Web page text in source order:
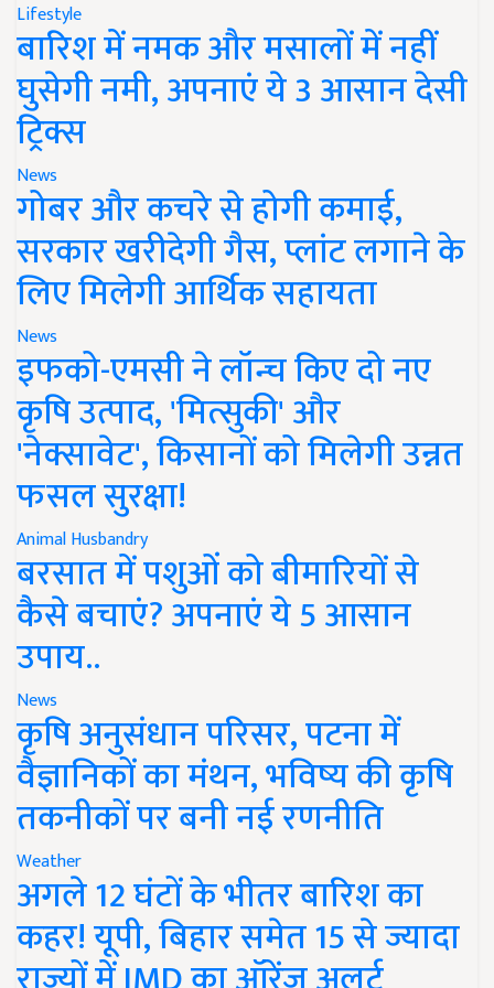
Lifestyle
बारिश में नमक और मसालों में नहीं
घुसेगी नमी, अपनाएं ये 3 आसान देसी
ट्रिक्स
News
गोबर और कचरे से होगी कमाई,
सरकार खरीदेगी गैस, प्लांट लगाने के
लिए मिलेगी आर्थिक सहायता
News
इफको-एमसी ने लॉन्च किए दो नए
कृषि उत्पाद, 'मित्सुकी' और
'नेक्सावेट', किसानों को मिलेगी उन्नत
फसल सुरक्षा!
Animal Husbandry
बरसात में पशुओं को बीमारियों से
कैसे बचाएं? अपनाएं ये 5 आसान
उपाय..
News
कृषि अनुसंधान परिसर, पटना में
वैज्ञानिकों का मंथन, भविष्य की कृषि
तकनीकों पर बनी नई रणनीति
Weather
अगले 12 घंटों के भीतर बारिश का
कहर! यूपी, बिहार समेत 15 से ज्यादा